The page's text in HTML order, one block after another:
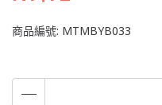
商品編號: MTMBYB033